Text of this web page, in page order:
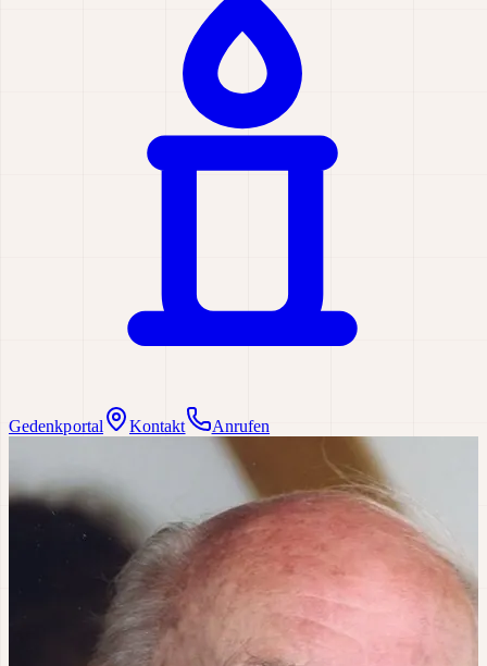
Gedenkportal Kontakt Anrufen